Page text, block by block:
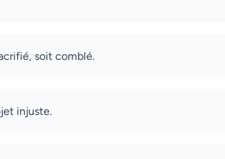
soit comblé.
injuste.